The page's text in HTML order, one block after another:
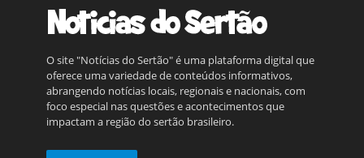
O site "Notícias do Sertão" é uma plataforma digital que
oferece uma variedade de conteúdos informativos,
abrangendo notícias locais, regionais e nacionais, com
foco especial nas questões e acontecimentos que
impactam a região do sertão brasileiro.